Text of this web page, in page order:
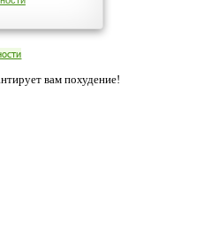
вы соглашаетесь с нашей